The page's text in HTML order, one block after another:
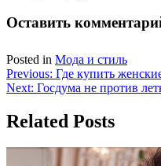
Оставить
Posted in Мода и стиль
Навигация
по
записям
Previous: Где купить
Next: Госдума не против
Related Posts